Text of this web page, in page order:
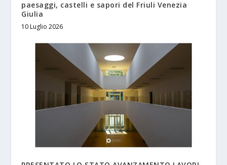
paesaggi, castelli e sapori del Friuli Venezia
Giulia
10 Luglio 2026